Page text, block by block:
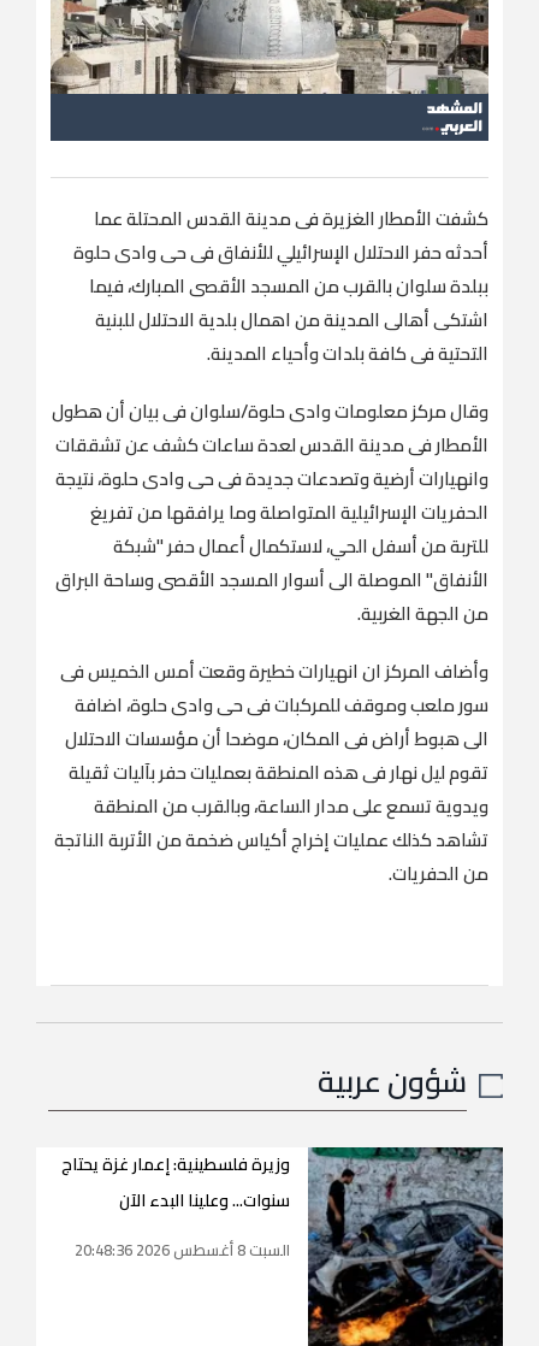
كشفت الأمطار الغزيرة فى مدينة القدس المحتلة عما
أحدثه حفر الاحتلال الإسرائيلي للأنفاق فى حى وادى حلوة
ببلدة سلوان بالقرب من المسجد الأقصى المبارك، فيما
اشتكى أهالى المدينة من اهمال بلدية الاحتلال للبنية
التحتية فى كافة بلدات وأحياء المدينة.
وقال مركز معلومات وادى حلوة/سلوان فى بيان أن هطول
الأمطار فى مدينة القدس لعدة ساعات كشف عن تشققات
وانهيارات أرضية وتصدعات جديدة فى حى وادى حلوة، نتيجة
الحفريات الإسرائيلية المتواصلة وما يرافقها من تفريغ
للتربة من أسفل الحي، لاستكمال أعمال حفر "شبكة
الأنفاق" الموصلة الى أسوار المسجد الأقصى وساحة البراق
من الجهة الغربية.
وأضاف المركز ان انهيارات خطيرة وقعت أمس الخميس فى
سور ملعب وموقف للمركبات فى حى وادى حلوة، اضافة
الى هبوط أراض فى المكان، موضحا أن مؤسسات الاحتلال
تقوم ليل نهار فى هذه المنطقة بعمليات حفر بآليات ثقيلة
ويدوية تسمع على مدار الساعة، وبالقرب من المنطقة
تشاهد كذلك عمليات إخراج أكياس ضخمة من الأتربة الناتجة
من الحفريات.
شؤون عربية
وزيرة فلسطينية: إعمار غزة يحتاج
سنوات... وعلينا البدء الآن
السبت 8 أغسطس 2026 20:48:36